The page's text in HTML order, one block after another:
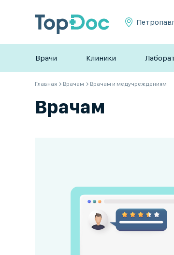
Врачи Клиники
Главная Врачам Врачам и медучреждениям
Врачам